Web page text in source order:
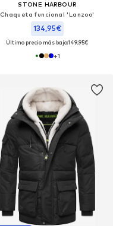
STONE HARBOUR
Chaqueta funcional 'Lanzoo'
134,95€
Último precio más bajo:149,95€
+1